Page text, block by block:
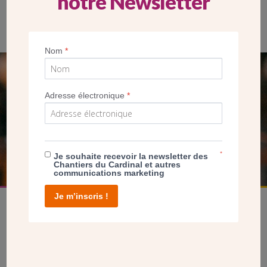
SEUL VOTRE DON
NOUS PERMET D’AGIR
FAIRE UN DON
Nom*
Adresse électronique*
Je souhaite recevoir la newsletter des
Chantiers du Cardinal et autres
communications marketing
*
Je m’inscris !